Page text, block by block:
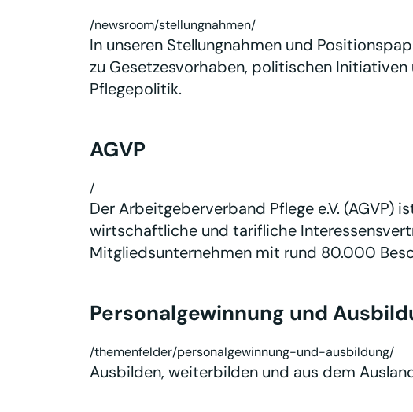
/newsroom/stellungnahmen/
In unseren Stellungnahmen und
zu Gesetzesvorhaben, politischen
Pflegepolitik.
AGVP
/
Der Arbeitgeberverband Pflege e.V.
wirtschaftliche und tarifliche
Mitgliedsunternehmen mit rund 80.000
Personalgewinnung und
/themenfelder/personalgewinnung-und-ausbildung/
Ausbilden, weiterbilden und aus dem